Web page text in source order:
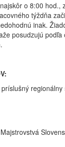
o 8:00
týždňa
inak.
posudzujú